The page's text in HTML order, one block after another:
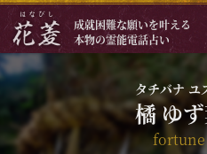
成就困難な願いを叶える
本物の霊能電話占い
橘 ゆ
タチバナ ユ